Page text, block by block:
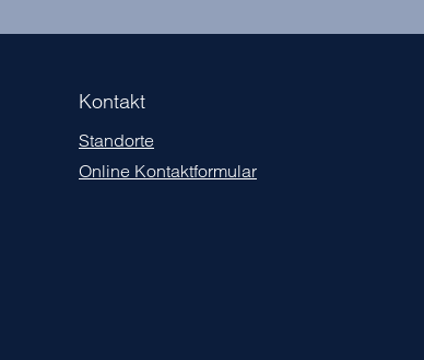
Kontakt
Standorte
Online Kontaktformular